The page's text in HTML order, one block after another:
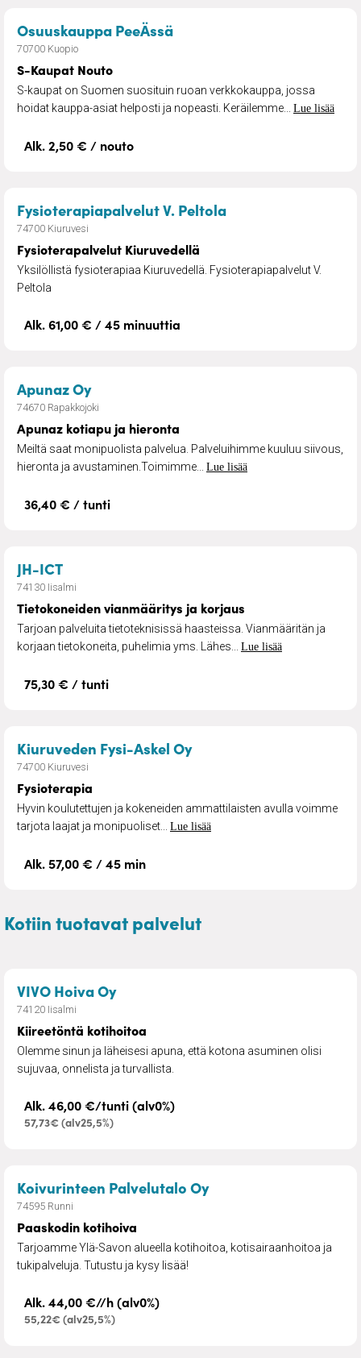
Osuuskauppa PeeÄssä– S-Kaupat Nouto
70700 Kuopio
S-Kaupat Nouto
S-kaupat on Suomen suosituin ruoan verkkokauppa, jossa
hoidat kauppa-asiat helposti ja nopeasti. Keräilemme... Lue lisää
Alk. 2,50 € / nouto
Fysioterapiapalvelut V. Peltola–
74700 Kiuruvesi
Fysioterapalvelut Kiuruvedellä
Yksilöllistä fysioterapiaa Kiuruvedellä. Fysioterapiapalvelut V.
Peltola
Alk. 61,00 € / 45 minuuttia
Apunaz Oy– Apunaz kotiapu ja hieronta
74670 Rapakkojoki
Apunaz kotiapu ja hieronta
Meiltä saat monipuolista palvelua. Palveluihimme kuuluu siivous,
hieronta ja avustaminen.Toimimme... Lue lisää
36,40 € / tunti
JH-ICT– Tietokoneiden vianmääritys ja korjaus
74130 Iisalmi
Tietokoneiden vianmääritys ja korjaus
Tarjoan palveluita tietoteknisissä haasteissa. Vianmääritän ja
korjaan tietokoneita, puhelimia yms. Lähes... Lue lisää
75,30 € / tunti
Kiuruveden Fysi-Askel Oy– Fysioterapia
74700 Kiuruvesi
Fysioterapia
Hyvin koulutettujen ja kokeneiden ammattilaisten avulla voimme
tarjota laajat ja monipuoliset... Lue lisää
Alk. 57,00 € / 45 min
Kotiin tuotavat palvelut
VIVO Hoiva Oy– Kiireetöntä kotihoitoa
74120 Iisalmi
Kiireetöntä kotihoitoa
Olemme sinun ja läheisesi apuna, että kotona asuminen olisi
sujuvaa, onnelista ja turvallista.
Alk. 46,00 €/tunti (alv0%)
57,73€ (alv25,5%)
Koivurinteen Palvelutalo Oy– Paaskodin kotihoiva
74595 Runni
Paaskodin kotihoiva
Tarjoamme Ylä-Savon alueella kotihoitoa, kotisairaanhoitoa ja
tukipalveluja. Tutustu ja kysy lisää!
Alk. 44,00 €//h (alv0%)
55,22€ (alv25,5%)